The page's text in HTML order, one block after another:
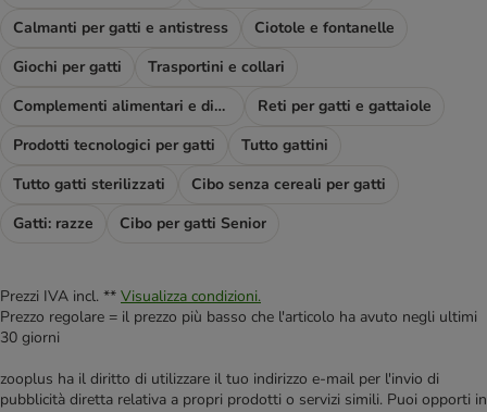
Calmanti per gatti e antistress
Ciotole e fontanelle
Giochi per gatti
Trasportini e collari
Complementi alimentari e diete
Reti per gatti e gattaiole
Prodotti tecnologici per gatti
Tutto gattini
Tutto gatti sterilizzati
Cibo senza cereali per gatti
Gatti: razze
Cibo per gatti Senior
Prezzi IVA incl. ** Visualizza condizioni.
Prezzo regolare = il prezzo più basso che l'articolo ha avuto negli ultimi
30 giorni
zooplus ha il diritto di utilizzare il tuo indirizzo e-mail per l'invio di
pubblicità diretta relativa a propri prodotti o servizi simili. Puoi opporti in